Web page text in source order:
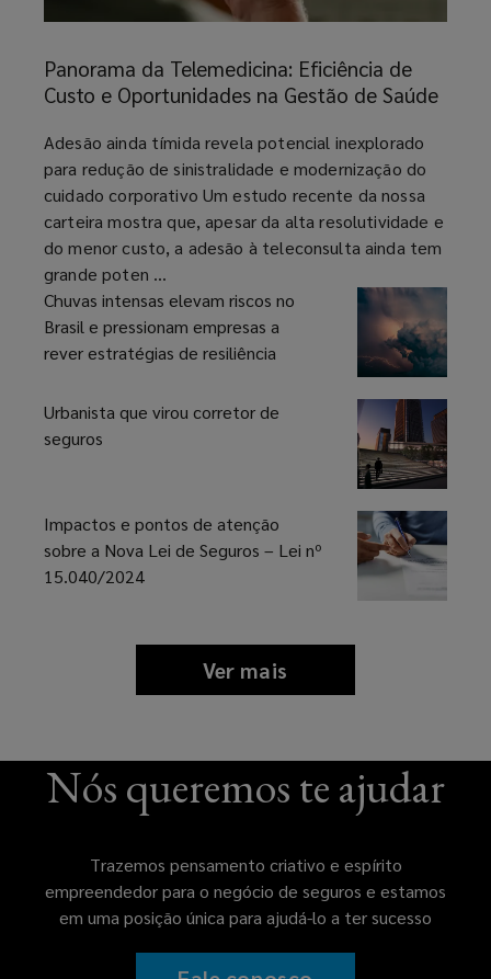
da
Telemedicina:
de
Custo
e
Oportunidades
na
Gestão
de
Saúde
Panorama da Telemedicina: Eficiência de
Custo e Oportunidades na Gestão de Saúde
article
Adesão ainda tímida revela potencial inexplorado
para redução de sinistralidade e modernização do
cuidado corporativo Um estudo recente da nossa
carteira mostra que, apesar da alta resolutividade e
do menor custo, a adesão à teleconsulta ainda tem
grande poten ...
Chuvas intensas elevam riscos no
Brasil e pressionam empresas a
rever estratégias de resiliência
Urbanista que virou corretor de
seguros
Impactos e pontos de atenção
sobre a Nova Lei de Seguros – Lei nº
15.040/2024
Ver mais
news
and
Nós queremos te ajudar
Trazemos pensamento criativo e espírito
empreendedor para o negócio de seguros e estamos
em uma posição única para ajudá-lo a ter sucesso